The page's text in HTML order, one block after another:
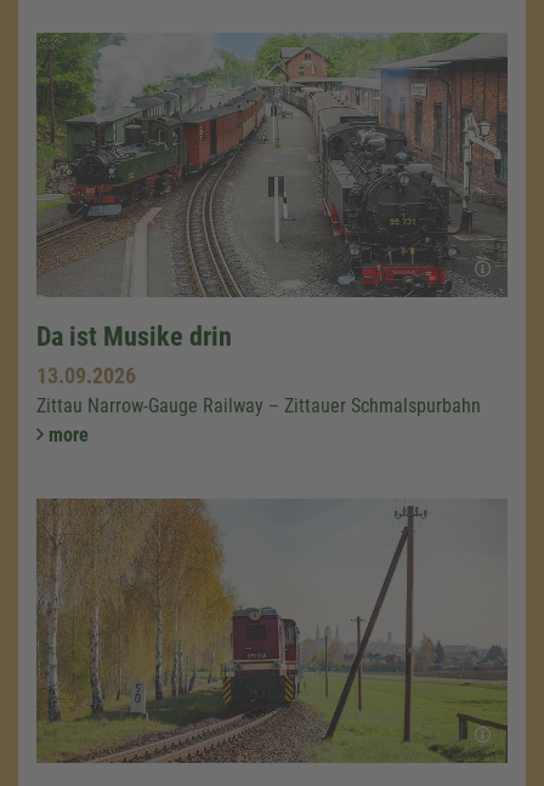
Da ist Musike drin
13.09.2026
Zittau Narrow-Gauge Railway – Zittauer Schmalspurbahn
more